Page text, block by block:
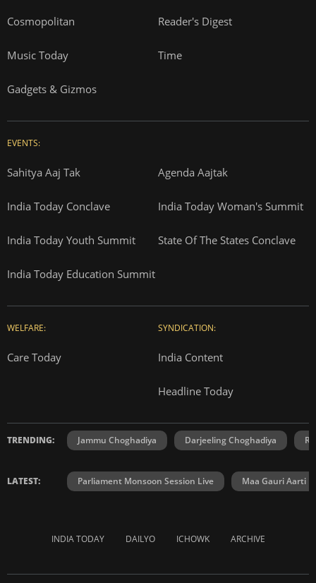
Cosmopolitan Reader's Digest
Music Today Time
Gadgets & Gizmos
EVENTS:
Sahitya Aaj Tak Agenda Aajtak
India Today Conclave India Today Woman's Summit
India Today Youth Summit State Of The States Conclave
India Today Education Summit
WELFARE:
Care Today
SYNDICATION:
India Content
Headline Today
TRENDING: Jammu Choghadiya Darjeeling Choghadiya
LATEST: Parliament Monsoon Session Live Maa Gauri Aarti
INDIA TODAY DAILYO ICHOWK ARCHIVE